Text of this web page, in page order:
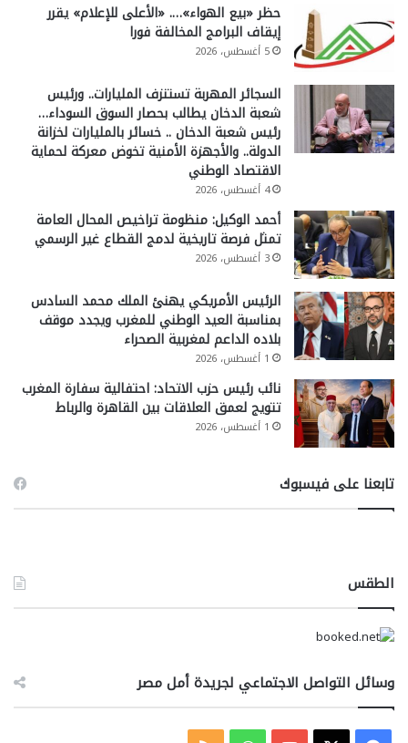
حظر «بيع الهواء»…. «الأعلى للإعلام» يقرر
إيقاف البرامج المخالفة فورا
5 أغسطس، 2026
السجائر المهربة تستنزف المليارات.. ورئيس
شعبة الدخان يطالب بحصار السوق السوداء…
رئيس شعبة الدخان .. خسائر بالمليارات لخزانة
الدولة.. والأجهزة الأمنية تخوض معركة لحماية
الاقتصاد الوطني
4 أغسطس، 2026
أحمد الوكيل: منظومة تراخيص المحال العامة
تمثل فرصة تاريخية لدمج القطاع غير الرسمي
3 أغسطس، 2026
الرئيس الأمريكي يهنئ الملك محمد السادس
بمناسبة العيد الوطني للمغرب ويجدد موقف
بلاده الداعم لمغربية الصحراء
1 أغسطس، 2026
نائب رئيس حزب الاتحاد: احتفالية سفارة المغرب
تتويج لعمق العلاقات بين القاهرة والرباط
1 أغسطس، 2026
تابعنا على فيسبوك
الطقس
وسائل التواصل الاجتماعي لجريدة أمل مصر